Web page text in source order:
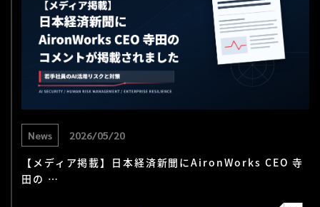
News 2026/05/20
【メディア掲載】日本経済新聞にAironWorks CEO 寺
田の …